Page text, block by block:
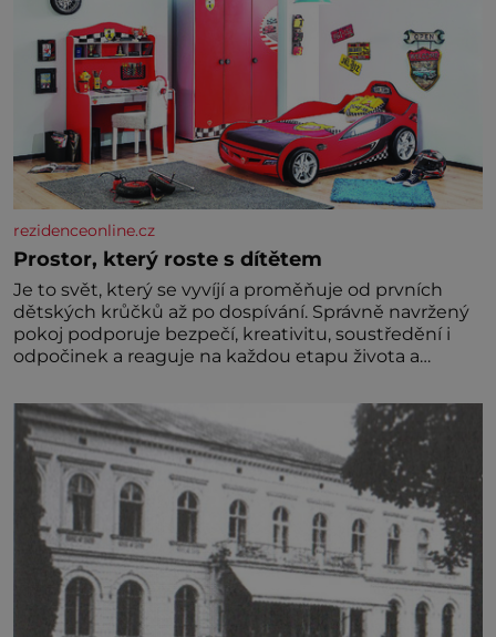
rezidenceonline.cz
Prostor, který roste s dítětem
Je to svět, který se vyvíjí a proměňuje od prvních
dětských krůčků až po dospívání. Správně navržený
pokoj podporuje bezpečí, kreativitu, soustředění i
odpočinek a reaguje na každou etapu života a
jednoduchost, měkkost a bezpečí, proto by pokoj
miminka měl působit především klidně a útulně.
Předškolní věk je